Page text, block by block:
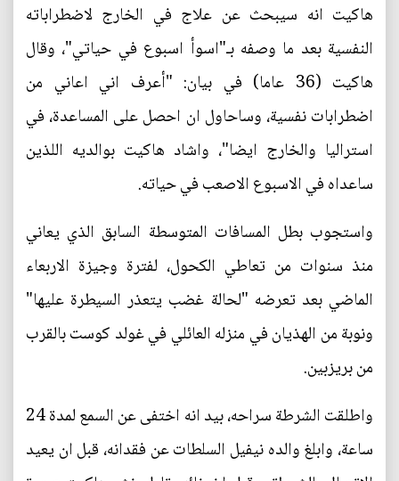
هاكيت انه سيبحث عن علاج في الخارج لاضطراباته
النفسية بعد ما وصفه بـ"اسوأ اسبوع في حياتي"، وقال
هاكيت (36 عاما) في بيان: "أعرف اني اعاني من
اضطرابات نفسية، وساحاول ان احصل على المساعدة، في
استراليا والخارج ايضا"، واشاد هاكيت بوالديه اللذين
ساعداه في الاسبوع الاصعب في حياته.
واستجوب بطل المسافات المتوسطة السابق الذي يعاني
منذ سنوات من تعاطي الكحول، لفترة وجيزة الاربعاء
الماضي بعد تعرضه "لحالة غضب يتعذر السيطرة عليها"
ونوبة من الهذيان في منزله العائلي في غولد كوست بالقرب
من بريزبين.
واطلقت الشرطة سراحه، بيد انه اختفى عن السمع لمدة 24
ساعة، وابلغ والده نيفيل السلطات عن فقدانه، قبل ان يعيد